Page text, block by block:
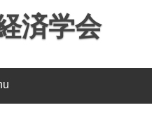
済学会